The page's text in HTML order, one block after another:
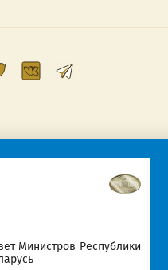
Министров Республики